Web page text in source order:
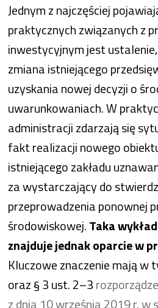
Jednym z najczęściej
praktycznych związanych z
inwestycyjnym jest
zmiana istniejącego
uzyskania nowej decyzji o
uwarunkowaniach. W
administracji zdarzają się
fakt realizacji nowego
istniejącego zakładu
za wystarczający do
przeprowadzenia ponownej
środowiskowej.Taka
znajduje jednak oparcie w
Kluczowe znaczenie mają w
oraz § 3 ust. 2–3
z dnia 10 września 2019 r. w